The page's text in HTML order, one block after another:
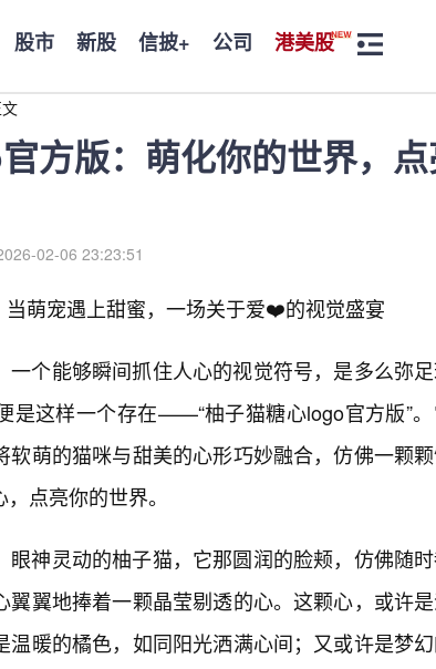
股市 新股 信披+ 公司 港美股
方版：萌化你的世界，
02-06 23:23:51
萌宠遇上甜蜜，一场关于爱❤️的视觉盛宴
一个能够瞬间抓住人心的视觉符号，是多么弥
是这样一个存在——“柚子猫糖心logo官方版”
萌的猫咪与甜美的心形巧妙融合，仿佛一颗
点亮你的世界。
眼神灵动的柚子猫，它那圆润的脸颊，仿佛随
翼翼地捧着一颗晶莹剔透的心。这颗心，或许
暖的橘色，如同阳光洒满心间；又或许是梦幻